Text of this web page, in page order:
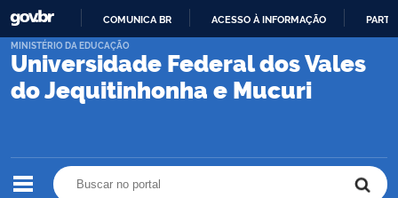
PARA
CONTEÚDO
COMUNICA BR ACESSO À INFORMAÇÃO
Universidade Federal dos Vales
do Jequitinhonha e Mucuri
MINISTÉRIO DA EDUCAÇÃO